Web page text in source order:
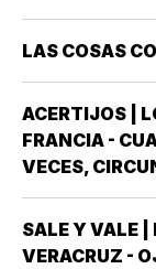
2026 SE
EN CUANTO A
LAS COSAS
ACERTIJOS |
FRANCIA -
VECES,
COSAS QUE
OCURRIDO
REMEMORO
SALE Y VALE
VERACRUZ -